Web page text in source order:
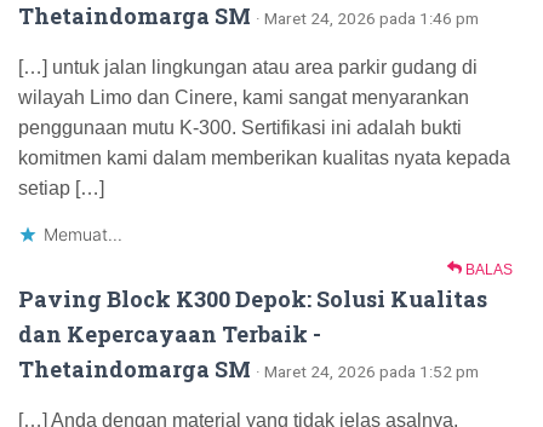
Thetaindomarga SM · Maret 24, 2026 pada 1:46 pm
[…] untuk jalan lingkungan atau area parkir gudang di
wilayah Limo dan Cinere, kami sangat menyarankan
penggunaan mutu K-300. Sertifikasi ini adalah bukti
komitmen kami dalam memberikan kualitas nyata kepada
setiap […]
Memuat...
BALAS
Paving Block K300 Depok: Solusi Kualitas
dan Kepercayaan Terbaik -
Thetaindomarga SM · Maret 24, 2026 pada 1:52 pm
[…] Anda dengan material yang tidak jelas asalnya.